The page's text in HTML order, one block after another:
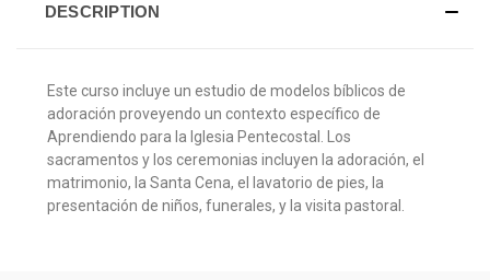
DESCRIPTION
Este curso incluye un estudio de modelos bíblicos de
adoración proveyendo un contexto específico de
Aprendiendo para la Iglesia Pentecostal. Los
sacramentos y los ceremonias incluyen la adoración, el
matrimonio, la Santa Cena, el lavatorio de pies, la
presentación de niños, funerales, y la visita pastoral.